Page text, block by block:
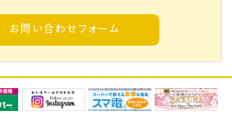
お問い合わせフォーム